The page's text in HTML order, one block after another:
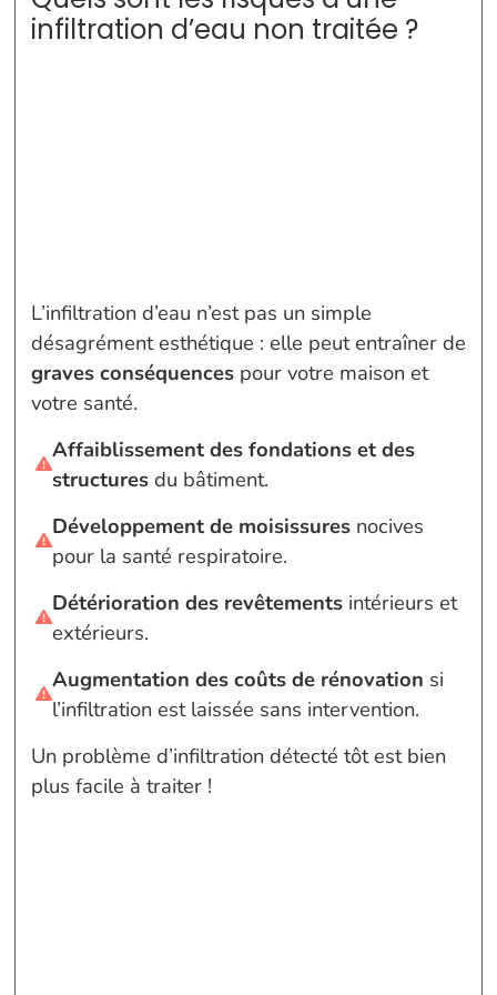
infiltration d’eau non traitée ?
L’infiltration d’eau n’est pas un simple
désagrément esthétique : elle peut entraîner de
graves conséquencespour votre maison et
votre santé.
Affaiblissement des fondations et des
structures du bâtiment.
Développement de moisissures nocives
pour la santé respiratoire.
Détérioration des revêtements intérieurs et
extérieurs.
Augmentation des coûts de rénovation si
l’infiltration est laissée sans intervention.
Un problème d’infiltration détecté tôt est bien
plus facile à traiter !